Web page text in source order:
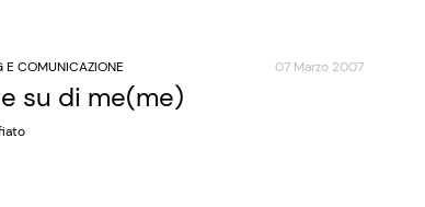
E COMUNICAZIONE 07 Marzo 2007
su di me(me)